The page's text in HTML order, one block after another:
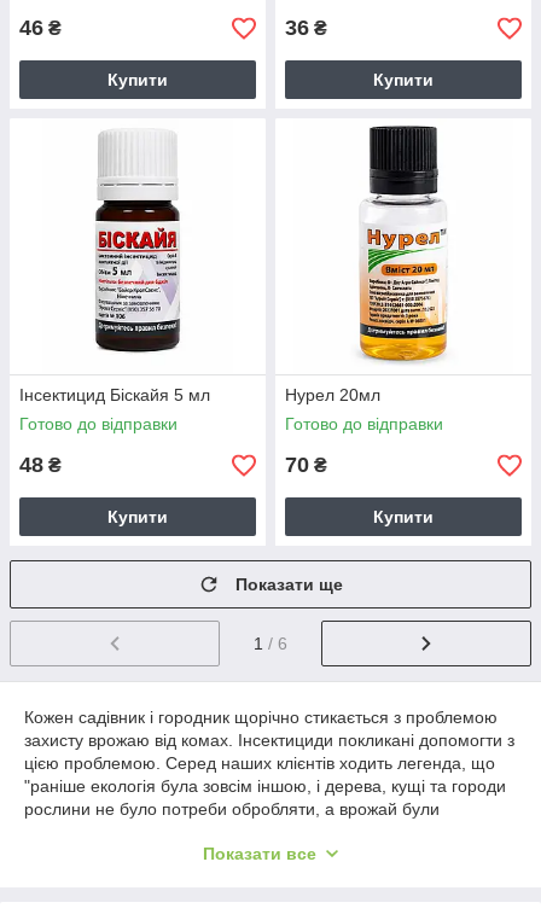
46 ₴
Купити
36 ₴
Купити
Інсектицид Біскайя 5 мл
Готово до відправки
48 ₴
Купити
Нурел 20мл
Готово до відправки
70 ₴
Купити
Показати ще
1 / 6
Кожен садівник і городник щорічно стикається з проблемою
захисту врожаю від комах. Інсектициди покликані допомогти з
цією проблемою. Серед наших клієнтів ходить легенда, що
"раніше екологія була зовсім іншою, і дерева, кущі та городи
рослини не було потреби обробляти, а врожай були
пов'язано це з безліччю чинників, серед яких такий занадто
Показати все